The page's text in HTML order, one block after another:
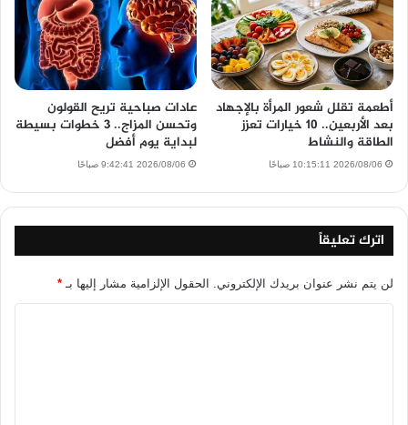
أطعمة تقلل شعور المرأة بالإجهاد
بعد الأربعين.. 10 خيارات تعزز
الطاقة والنشاط
2026/08/06 10:15:11 صباحًا
عادات صباحية تريح القولون
وتحسن المزاج.. 3 خطوات بسيطة
لبداية يوم أفضل
2026/08/06 9:42:41 صباحًا
اترك تعليقاً
لن يتم نشر عنوان بريدك الإلكتروني. الحقول الإلزامية مشار إليها بـ *